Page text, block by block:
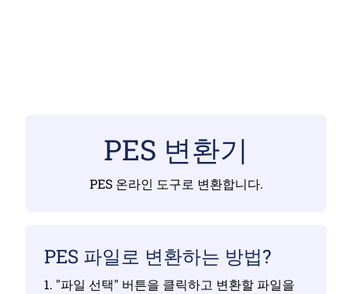
PES 변환기
PES 온라인 도구로 변환합니다.
PES 파일로 변환하는 방법?
1. "파일 선택" 버튼을 클릭하고 변환할 파일을